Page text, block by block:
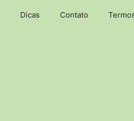
Dicas Contato